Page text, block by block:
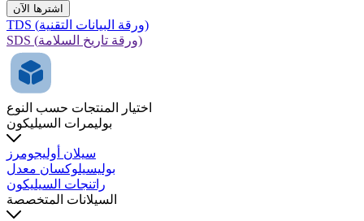
اشترها الآن
TDS (ورقة البيانات التقنية)
SDS (ورقة تاريخ السلامة)
اختيار المنتجات حسب النوع
بوليمرات السيليكون
سيلان أوليجومرز
بوليسيلوكسان معدل
راتنجات السيليكون
السيلانات المتخصصة